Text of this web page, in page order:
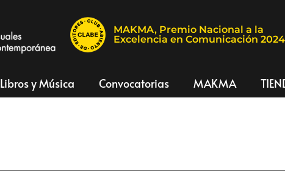
MAKMA, Premio Nacional a la
Excelencia en Comunicación 2024
Libros y Música Convocatorias MAKMA